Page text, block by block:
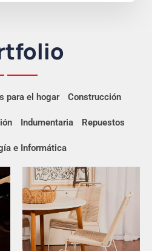
para el hogar Construcción
Indumentaria Repuestos
e Informática